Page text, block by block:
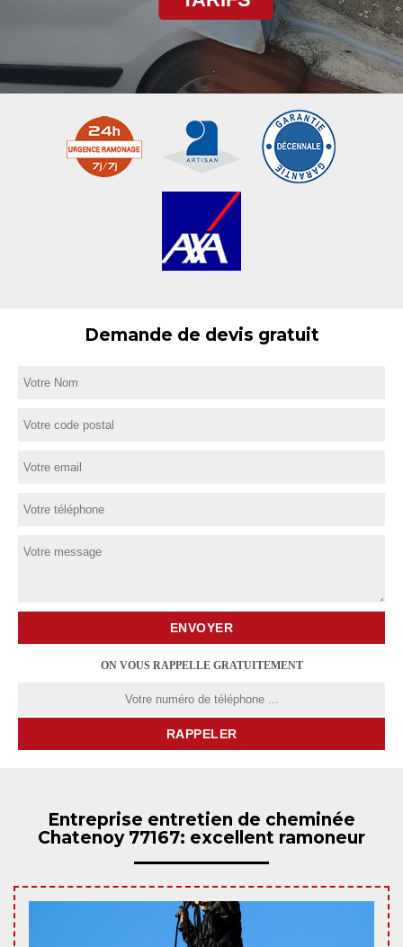
Demande de devis gratuit
ON VOUS RAPPELLE GRATUITEMENT
Entreprise entretien de cheminée
Chatenoy 77167: excellent ramoneur